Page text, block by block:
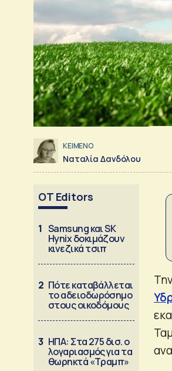
ΚΕΙΜΕΝΟ
Ναταλία Δανδόλου
OT Editors
1 Samsung και SK
Hynix δοκιμάζουν
κινεζικά τσιπ
2 Πότε καταβάλλεται
το αδειοδωρόσημο
στους οικοδόμους
3 ΗΠΑ: Στα 275 δισ. ο
λογαριασμός για τα
θωρηκτά «Τραμπ»